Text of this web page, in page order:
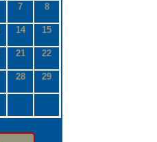
7 8
14 15
21 22
28 29